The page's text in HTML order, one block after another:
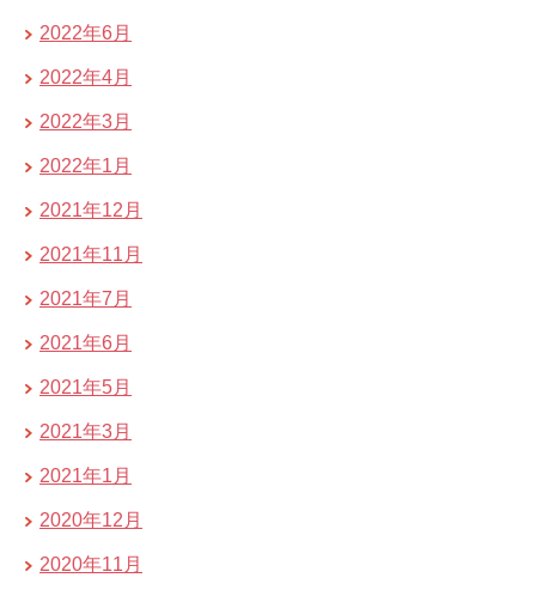
2022年6月
2022年4月
2022年3月
2022年1月
2021年12月
2021年11月
2021年7月
2021年6月
2021年5月
2021年3月
2021年1月
2020年12月
2020年11月